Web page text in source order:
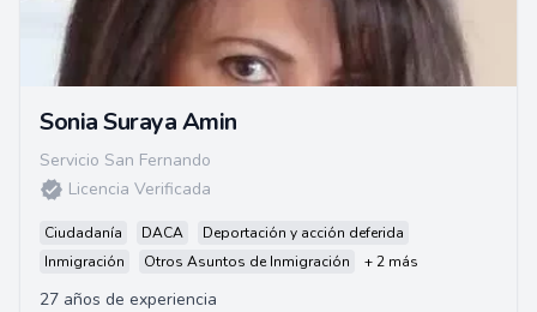
Sonia Suraya Amin
Servicio San Fernando
Licencia Verificada
Ciudadanía DACA
Deportación y acción deferida
Inmigración
Otros Asuntos de Inmigración + 2 más
27 años de experiencia